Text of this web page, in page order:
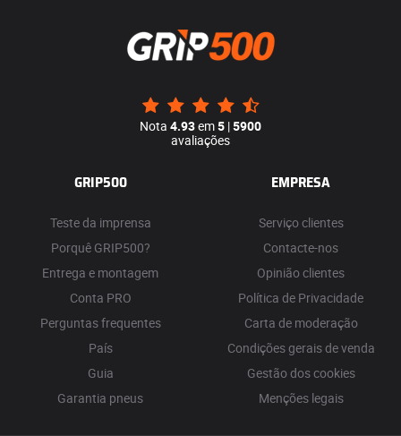
Nota 4.93em5 |5900
avaliações
GRIP500
Teste da imprensa
Porquê GRIP500?
Entrega e montagem
Conta PRO
Perguntas frequentes
País
Guia
Garantia pneus
EMPRESA
Serviço clientes
Contacte-nos
Opinião clientes
Política de Privacidade
Carta de moderação
Condições gerais de venda
Gestão dos cookies
Menções legais